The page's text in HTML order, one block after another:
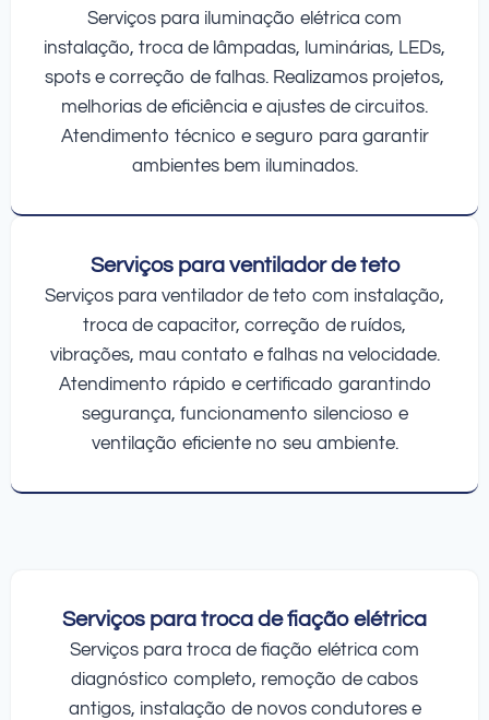
Serviços para iluminação elétrica com
instalação, troca de lâmpadas, luminárias, LEDs,
spots e correção de falhas. Realizamos projetos,
melhorias de eficiência e ajustes de circuitos.
Atendimento técnico e seguro para garantir
ambientes bem iluminados.
Serviços para ventilador de teto
Serviços para ventilador de teto com instalação,
troca de capacitor, correção de ruídos,
vibrações, mau contato e falhas na velocidade.
Atendimento rápido e certificado garantindo
segurança, funcionamento silencioso e
ventilação eficiente no seu ambiente.
Serviços para troca de fiação elétrica
Serviços para troca de fiação elétrica com
diagnóstico completo, remoção de cabos
antigos, instalação de novos condutores e